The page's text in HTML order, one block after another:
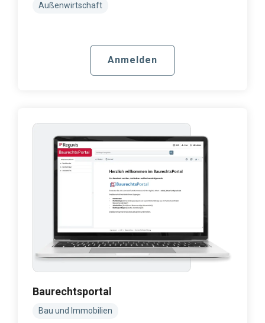
Außenwirtschaft
Anmelden
Baurechtsportal
Bau und Immobilien